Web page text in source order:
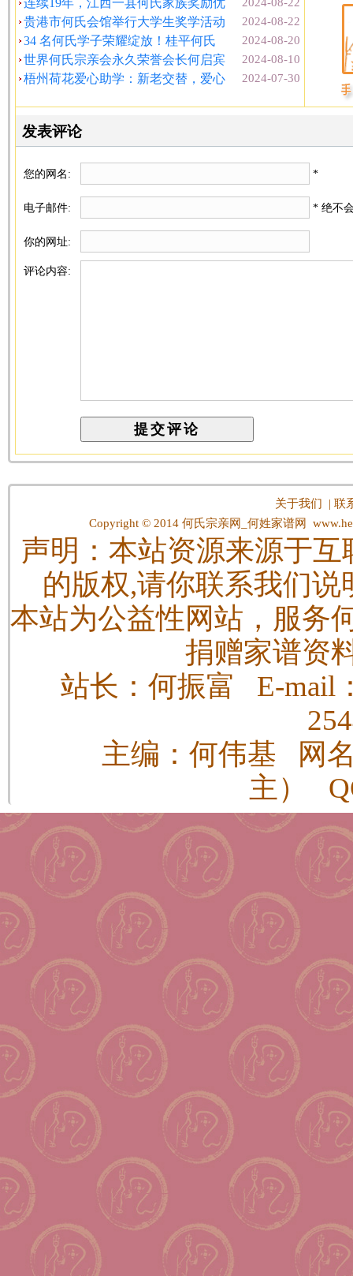
连续19年，江西一县何氏家族奖励优
2024-08-22
贵港市何氏会馆举行大学生奖学活动
2024-08-20
34 名何氏学子荣耀绽放！桂平何氏
2024-08-10
世界何氏宗亲会永久荣誉会长何启宾
2024-07-30
梧州荷花爱心助学：新老交替，爱心
发表评论
您的网名: *
电子邮件: * 绝不
你的网址:
评论内容:
关于我们 |联
Copyright © 2014 何氏宗亲网_何姓家谱网
声明：本站资源来源于
的版权,请你联系我们
本站为公益性网站，服务
捐赠家谱资
站长：何振富 E-mail
主编：何伟基 网
主）